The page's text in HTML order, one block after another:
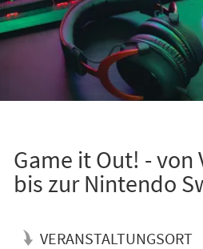
Game it Out! -
bis zur Nintendo
VERANSTALTUNGSORT